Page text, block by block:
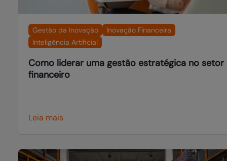
Gestão da Inovação
Inovação Financeira
Inteligência Artificial
Como liderar uma gestão estratégica no setor
financeiro
Leia mais